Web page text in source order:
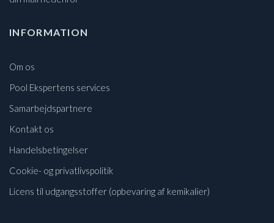
INFORMATION
Om os
Pool Ekspertens services
Samarbejdspartnere
Kontakt os
Handelsbetingelser
Cookie- og privatlivspolitik
Licens til udgangsstoffer (opbevaring af kemikalier)